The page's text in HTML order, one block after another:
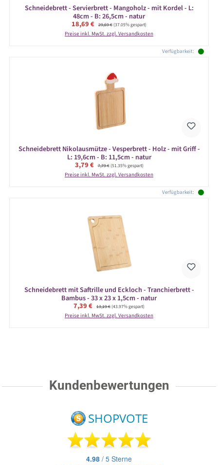
Schneidebrett - Servierbrett - Mangoholz - mit Kordel - L:
48cm - B: 26,5cm - natur
Verkaufspreis:
18,69 € Regulärer Preis:
29,69 €(37.05% gespart)
Preise inkl. MwSt. zzgl. Versandkosten
Verfügbarkeit:
Schneidebrett Nikolausmütze - Vesperbrett - Holz - mit Griff -
L: 19,6cm - B: 11,5cm - natur
Verkaufspreis:
3,79 € Regulärer Preis:
7,79 €(51.35% gespart)
Preise inkl. MwSt. zzgl. Versandkosten
Verfügbarkeit:
Schneidebrett mit Saftrille und Eckloch - Tranchierbrett -
Bambus - 33 x 23 x 1,5cm - natur
Verkaufspreis:
7,39 € Regulärer Preis:
13,19 €(43.97% gespart)
Preise inkl. MwSt. zzgl. Versandkosten
Kundenbewertungen